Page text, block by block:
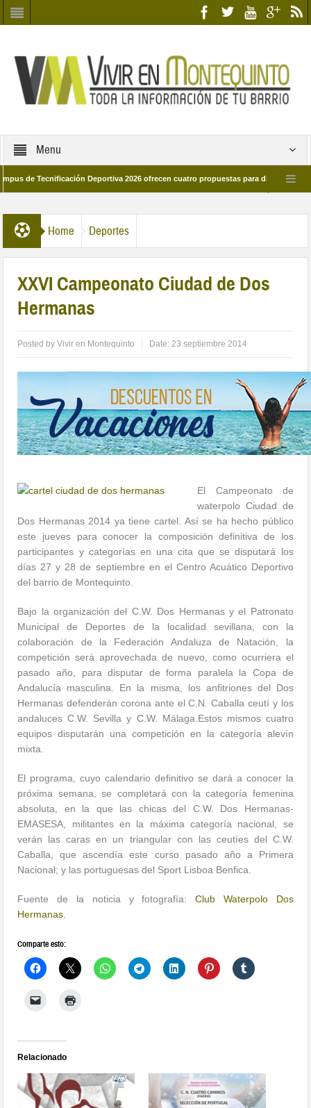
Menu
Tecnificación Deportiva 2026 ofrecen cuatro propuestas para disfrutar del
Home Deportes
XXVI Campeonato Ciudad de Dos
Hermanas
Posted byVivir en Montequinto Date:23 septiembre 2014
El Campeonato de
waterpolo Ciudad de
Dos Hermanas 2014 ya tiene cartel. Así se ha hecho público
este jueves para conocer la composición definitiva de los
participantes y categorías en una cita que se disputará los
días 27 y 28 de septiembre en el Centro Acuático Deportivo
del barrio de Montequinto.
Bajo la organización del C.W. Dos Hermanas y el Patronato
Municipal de Deportes de la localidad sevillana, con la
colaboración de la Federación Andaluza de Natación, la
competición será aprovechada de nuevo, como ocurriera el
pasado año, para disputar de forma paralela la Copa de
Andalucía masculina. En la misma, los anfitriones del Dos
Hermanas defenderán corona ante el C.N. Caballa ceutí y los
andaluces C.W. Sevilla y C.W. Málaga.Estos mismos cuatro
equipos disputarán una competición en la categoría alevín
mixta.
El programa, cuyo calendario definitivo se dará a conocer la
próxima semana, se completará con la categoría femenina
absoluta, en la que las chicas del C.W. Dos Hermanas-
EMASESA, militantes en la máxima categoría nacional, se
verán las caras en un triangular con las ceutíes del C.W.
Caballa, que ascendía este curso pasado año a Primera
Nacional; y las portuguesas del Sport Lisboa Benfica.
Fuente de la noticia y fotografía: Club Waterpolo Dos
Hermanas.
Comparte esto:
Relacionado